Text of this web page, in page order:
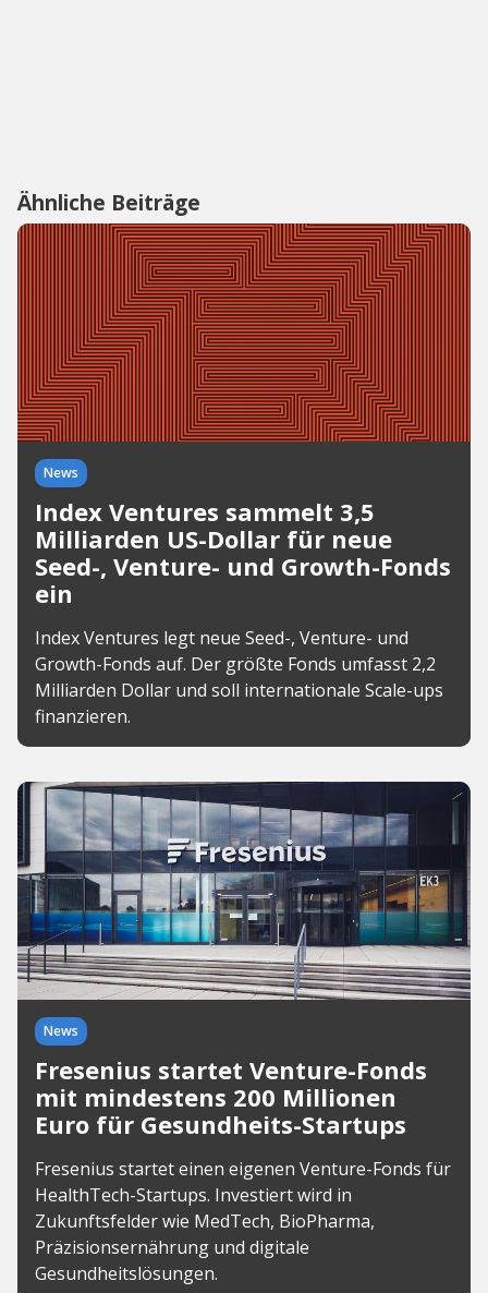
Ähnliche Beiträge
News
Index Ventures sammelt 3,5
Milliarden US-Dollar für neue
Seed-, Venture- und Growth-Fonds
ein
Index Ventures legt neue Seed-, Venture- und
Growth-Fonds auf. Der größte Fonds umfasst 2,2
Milliarden Dollar und soll internationale Scale-ups
finanzieren.
News
Fresenius startet Venture-Fonds
mit mindestens 200 Millionen
Euro für Gesundheits-Startups
Fresenius startet einen eigenen Venture-Fonds für
HealthTech-Startups. Investiert wird in
Zukunftsfelder wie MedTech, BioPharma,
Präzisionsernährung und digitale
Gesundheitslösungen.